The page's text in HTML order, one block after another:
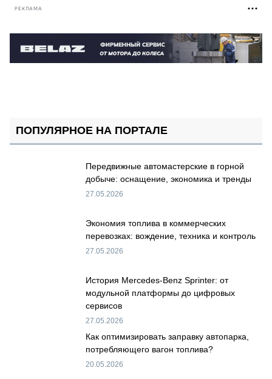
РЕКЛАМА
ПОПУЛЯРНОЕ НА ПОРТАЛЕ
Передвижные автомастерские в горной
добыче: оснащение, экономика и тренды
27.05.2026
Экономия топлива в коммерческих
перевозках: вождение, техника и контроль
27.05.2026
История Mercedes-Benz Sprinter: от
модульной платформы до цифровых
сервисов
27.05.2026
Как оптимизировать заправку автопарка,
потребляющего вагон топлива?
20.05.2026